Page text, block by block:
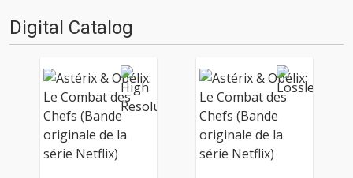
Digital Catalog